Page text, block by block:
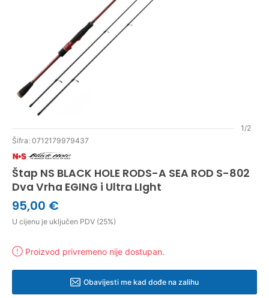
1/2
Šifra: 0712179979437
Štap NS BLACK HOLE RODS-A SEA ROD S-802
Dva Vrha EGING i Ultra LIght
95,00 €
U cijenu je uključen PDV (25%)
Proizvod privremeno nije dostupan.
Obavijesti me kad dođe na zalihu